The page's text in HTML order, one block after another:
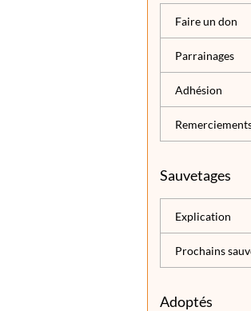
Faire un don
Parrainages
Adhésion
Sauvetages
Explication
Prochains
Adoptés